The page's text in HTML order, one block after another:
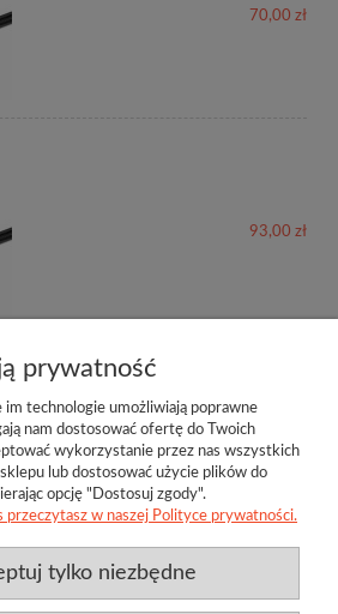
70,00 zł
93,00 zł
prywatność
im technologie umożliwiają poprawne
nam dostosować ofertę do Twoich
wykorzystanie przez nas wszystkich
lub dostosować użycie plików do
opcję "Dostosuj zgody".
przeczytasz w naszej Polityce prywatności.
tylko niezbędne